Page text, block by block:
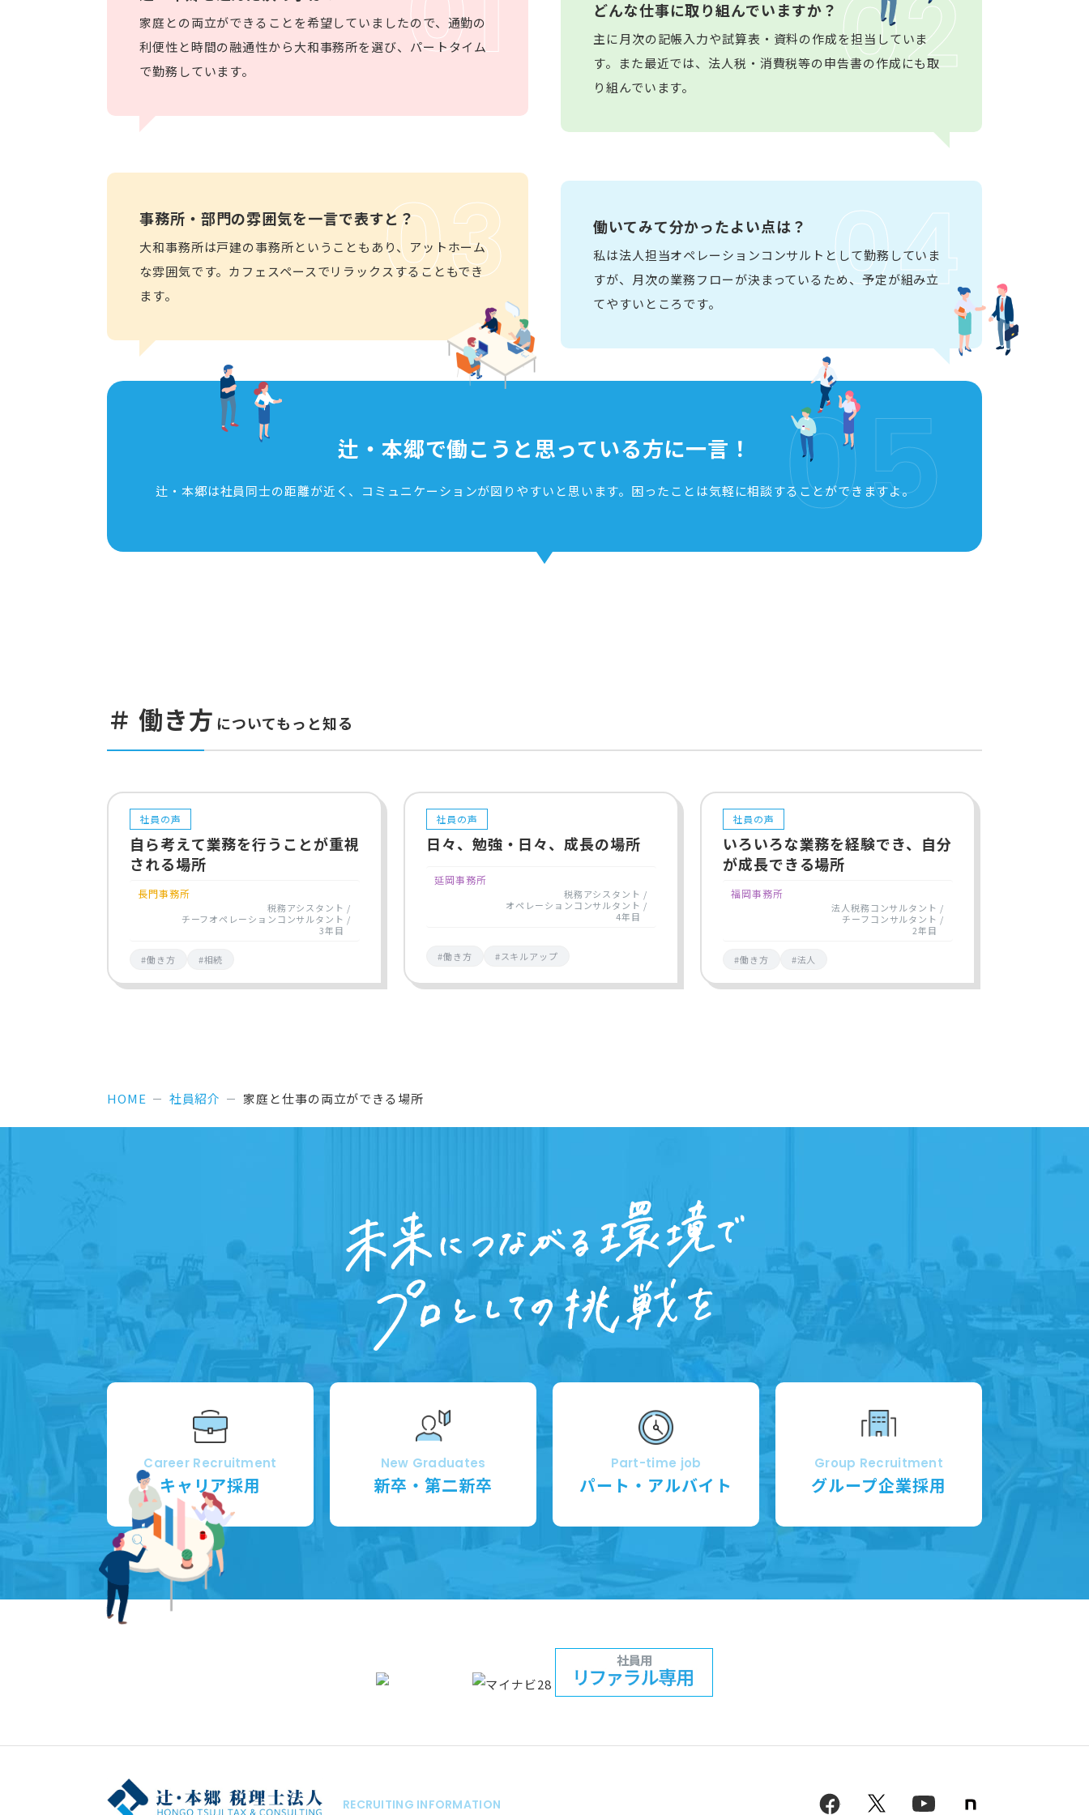
家庭との両立ができることを希望していましたので、通勤の
利便性と時間の融通性から大和事務所を選び、パートタイム
で勤務しています。
どんな仕事に取り組んでいますか？
主に月次の記帳入力や試算表・資料の作成を担当していま
す。また最近では、法人税・消費税等の申告書の作成にも取
り組んでいます。
02
事務所・部門の雰囲気を一言で表すと？
大和事務所は戸建の事務所ということもあり、アットホーム
な雰囲気です。カフェスペースでリラックスすることもでき
ます。
03 働いてみて分かったよい点は？
私は法人担当オペレーションコンサルトとして勤務していま
すが、月次の業務フローが決まっているため、予定が組み立
てやすいところです。
04
辻・本郷で働こうと思っている方に一言！
辻・本郷は社員同士の距離が近く、コミュニケーションが図りやすいと思います。困ったことは気軽に相談することができますよ。
05
＃ 働き方 についてもっと知る
社員の声
自ら考えて業務を行うことが重視
される場所
長門事務所
税務アシスタント
チーフオペレーションコンサルタント
3年目
#働き方 #相続
社員の声
日々、勉強・日々、成長の場所
延岡事務所
税務アシスタント
オペレーションコンサルタント
4年目
#働き方 #スキルアップ
社員の声
いろいろな業務を経験でき、自分
が成長できる場所
福岡事務所
法人税務コンサルタント
チーフコンサルタント
2年目
#働き方 #法人
HOME 社員紹介 家庭と仕事の両立ができる場所
Career Recruitment
キャリア採用
New Graduates
新卒・第二新卒
Part-time job
パート・アルバイト
Group Recruitment
グループ企業採用
RECRUITING INFORMATION facebook twitter youtube